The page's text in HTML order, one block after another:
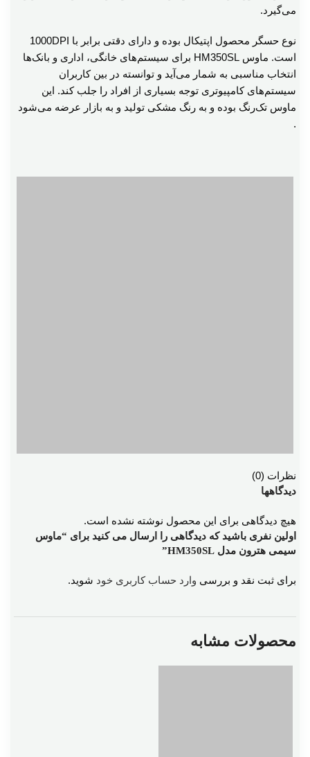
می‌گیرد.
نوع حسگر محصول اپتیکال بوده و دارای دقتی برابر با 1000DPI
است. ماوس HM350SL برای سیستم‌های خانگی، اداری و بانک‌ها
انتخاب مناسبی به‌ شمار می‌آید و توانسته در بین کاربران
سیستم‌های کامپیوتری توجه بسیاری از افراد را جلب کند. این
ماوس تک‌رنگ بوده و به رنگ مشکی تولید و به بازار عرضه می‌شود
.
نظرات (0)
دیدگاهها
هیچ دیدگاهی برای این محصول نوشته نشده است.
اولین نفری باشید که دیدگاهی را ارسال می کنید برای “ماوس
سیمی هترون مدل HM350SL”
برای ثبت نقد و بررسی وارد حساب کاربری خود شوید.
محصولات مشابه